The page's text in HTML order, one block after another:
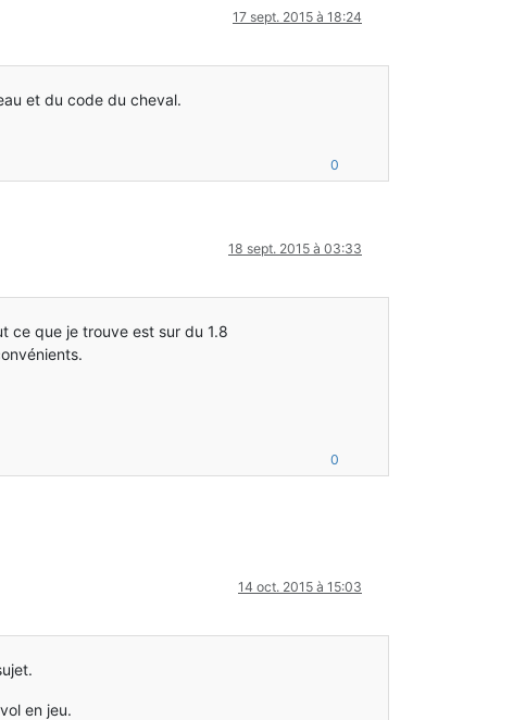
17 sept. 2015 à 18:24
et du code du cheval.
0
18 sept. 2015 à 03:33
ce que je trouve est sur du 1.8
0
14 oct. 2015 à 15:03
en jeu.